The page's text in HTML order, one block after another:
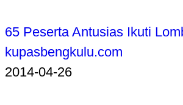
65 Peserta Antusias Ikuti
kupasbengkulu.com
2014-04-26